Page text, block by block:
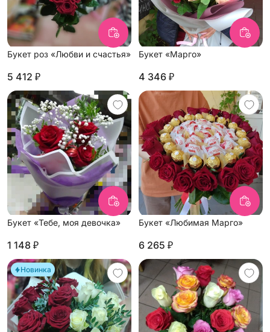
Букет роз «Любви и счастья»
5 412 ₽
Букет «Марго»
4 346 ₽
Букет «Тебе, моя девочка»
1 148 ₽
Букет «Любимая Марго»
6 265 ₽
Новинка